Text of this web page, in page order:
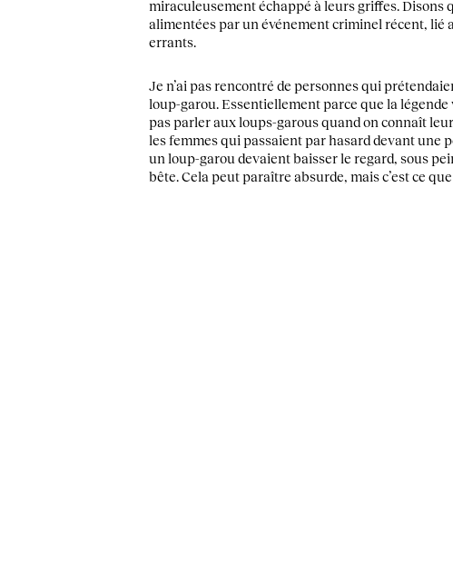
miraculeusement échappé à leurs griffes. Disons
alimentées par un événement criminel récent, lié
errants.
Je n’ai pas rencontré de personnes qui
loup-garou. Essentiellement parce que la légende
pas parler aux loups-garous quand on connaît
les femmes qui passaient par hasard devant une
un loup-garou devaient baisser le regard, sous
bête. Cela peut paraître absurde, mais c’est ce que